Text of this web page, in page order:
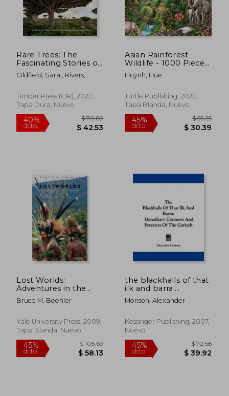
dcto. $ 30.38 dcto.
Rare Trees: The
Fascinating Stories of
the World’S Most
Threatened Species
Oldfield, Sara ; Rivers,
Timber Press (OR), 2022,
Tapa Dura, Nuevo
40%
dcto. $ 42.53
Asian Rainforest
Wildlife - 1000 Piece
Jigsaw Puzzle:
Finished Size 29 in x
cm) (en Inglés)
Huynh, Hue
Tuttle Publishing, 2022,
Tapa Blanda, Nuevo
45%
dcto. $
Lost Worlds:
Adventures in the
Tropical Rainforest
(en Inglés)
Bruce M. Beehler
Yale University Press, 2009,
Tapa Blanda, Nuevo
the blackhalls of that
ilk and barra:
hereditary coroners
and foresters of the
Morison, Alexander
Kessinger Publishing, 2007,
Nuevo